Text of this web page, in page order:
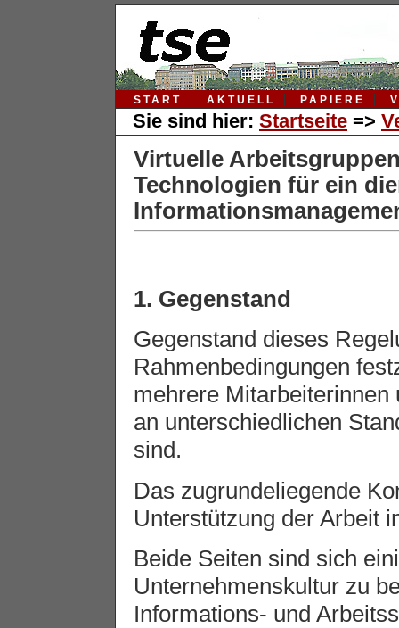
START AKTUELL PAPIERE
Sie sind hier: Startseite =>
Virtuelle
Technologien für ein
1. Gegenstand
Gegenstand dieses
Rahmenbedingungen
mehrere Mitarbeiterinnen
an unterschiedlichen
sind.
Das zugrundeliegende
Unterstützung der Arbeit
Beide Seiten sind sich
Unternehmenskultur zu
Informations- und